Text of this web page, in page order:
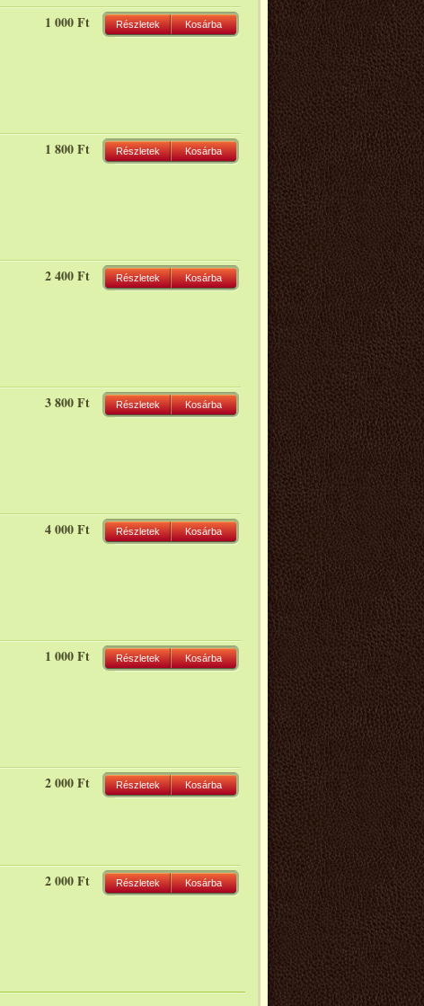
1 000 Ft Részletek Kosárba
1 800 Ft Részletek Kosárba
2 400 Ft Részletek Kosárba
3 800 Ft Részletek Kosárba
4 000 Ft Részletek Kosárba
1 000 Ft Részletek Kosárba
2 000 Ft Részletek Kosárba
2 000 Ft Részletek Kosárba